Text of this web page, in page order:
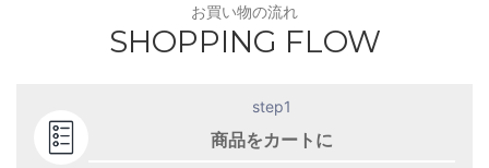
お買い物の流れ
SHOPPING FLOW
step1
商品をカートに